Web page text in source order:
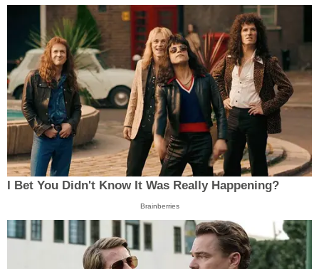
I Bet You Didn't Know It Was Really Happening?
Brainberries